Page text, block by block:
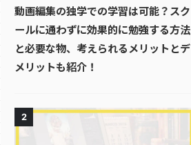
動画編集の独学での学習は可能？スク
ールに通わずに効果的に勉強する方法
と必要な物、考えられるメリットとデ
メリットも紹介！
2